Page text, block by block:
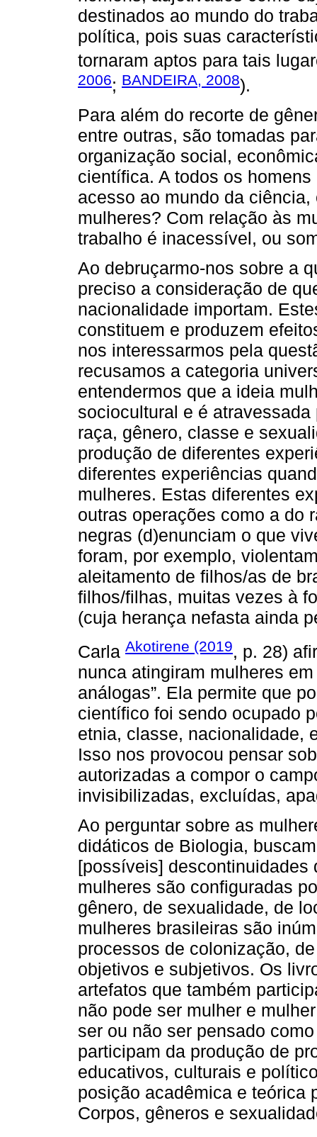
destinados ao mundo do
política, pois suas
tornaram aptos para tais
2006; BANDEIRA, 2008).
Para além do recorte de
entre outras, são tomadas
organização social,
científica. A todos os
acesso ao mundo da
mulheres? Com relação às
trabalho é inacessível, ou
Ao debruçarmo-nos sobre a
preciso a consideração de
nacionalidade importam.
constituem e produzem
nos interessarmos pela
recusamos a categoria
entendermos que a ideia
sociocultural e é
raça, gênero, classe e
produção de diferentes
diferentes experiências
mulheres. Estas diferentes
outras operações como a do
negras (d)enunciam o que
foram, por exemplo,
aleitamento de filhos/as de
filhos/filhas, muitas vezes à
(cuja herança nefasta ainda
Carla Akotirene (2019, p. 28)
nunca atingiram mulheres
análogas”. Ela permite que
científico foi sendo ocupado
etnia, classe, nacionalidade,
Isso nos provocou pensar
autorizadas a compor o
invisibilizadas, excluídas,
Ao perguntar sobre as
didáticos de Biologia,
[possíveis] descontinuidades
mulheres são configuradas
gênero, de sexualidade, de
mulheres brasileiras são
processos de colonização,
objetivos e subjetivos. Os
artefatos que também
não pode ser mulher e
ser ou não ser pensado
participam da produção de
educativos, culturais e
posição acadêmica e teórica
Corpos, gêneros e